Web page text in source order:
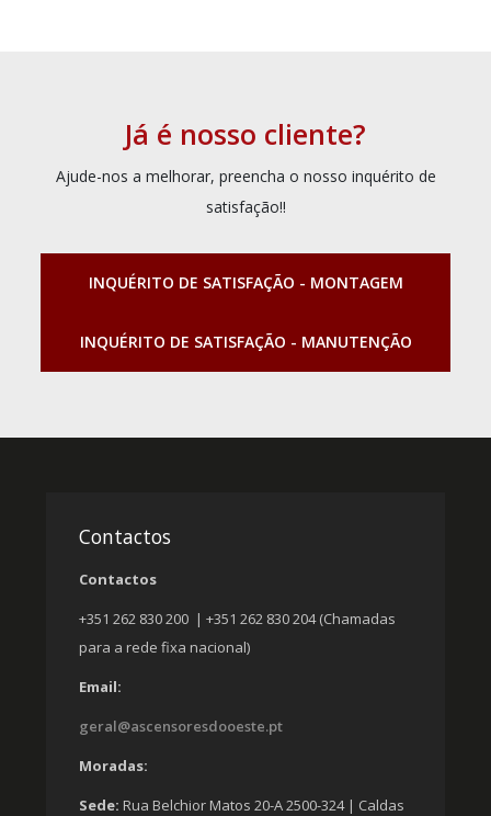
Já é nosso cliente?
Ajude-nos a melhorar, preencha o nosso inquérito de
satisfação!!
INQUÉRITO DE SATISFAÇÃO - MONTAGEM
INQUÉRITO DE SATISFAÇÃO - MANUTENÇÃO
Contactos
Contactos
+351 262 830 200 | +351 262 830 204 (Chamadas
para a rede fixa nacional)
Email:
geral@ascensoresdooeste.pt
Moradas:
Sede: Rua Belchior Matos 20-A 2500-324 | Caldas